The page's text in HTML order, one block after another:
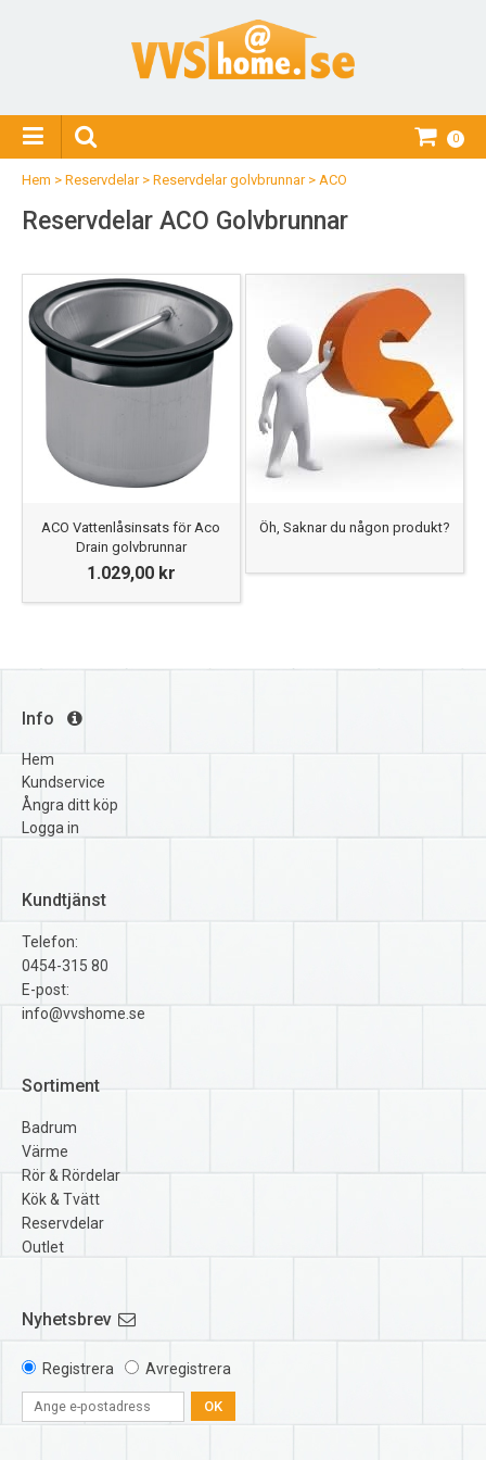
0
Hem > Reservdelar> Reservdelar golvbrunnar> ACO
Reservdelar ACO Golvbrunnar
ACO Vattenlåsinsats för Aco
Drain golvbrunnar
1.029,00 kr
Öh, Saknar du någon produkt?
Info
Hem
Kundservice
Ångra ditt köp
Logga in
Kundtjänst
Telefon:
0454-315 80
E-post:
info@vvshome.se
Sortiment
Badrum
Värme
Rör & Rördelar
Kök & Tvätt
Reservdelar
Outlet
Nyhetsbrev
Registrera Avregistrera
OK